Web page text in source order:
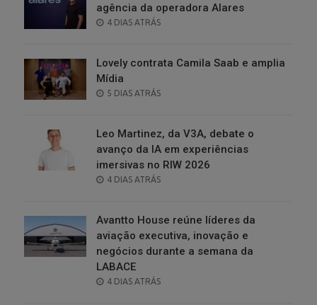
agência da operadora Alares
POSTED
4 DIAS ATRÁS
Lovely contrata Camila Saab e amplia
Mídia
POSTED
5 DIAS ATRÁS
Leo Martinez, da V3A, debate o
avanço da IA em experiências
imersivas no RIW 2026
POSTED
4 DIAS ATRÁS
Avantto House reúne líderes da
aviação executiva, inovação e
negócios durante a semana da
LABACE
POSTED
4 DIAS ATRÁS